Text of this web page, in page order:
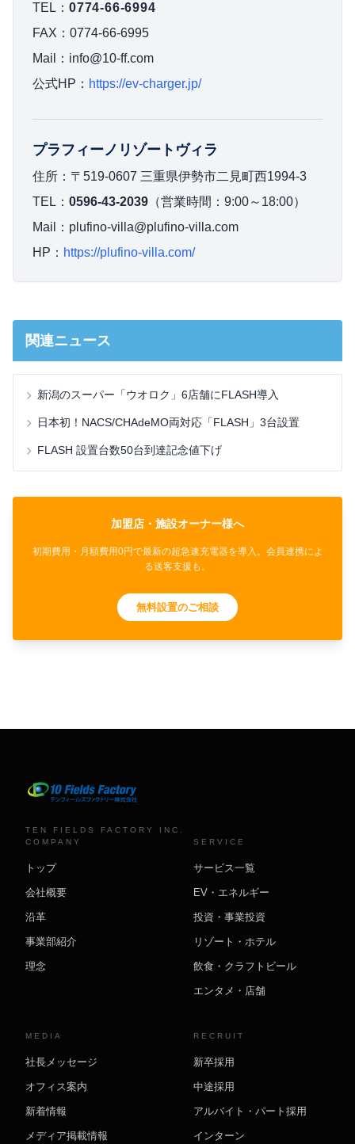
TEL： 0774-66-6994
FAX：0774-66-6995
Mail：info@10-ff.com
公式HP： https://ev-charger.jp/
プラフィーノリゾートヴィラ
住所：〒519-0607 三重県伊勢市二見町西1994-3
TEL： 0596-43-2039 （営業時間：9:00～18:00）
Mail：plufino-villa@plufino-villa.com
HP： https://plufino-villa.com/
関連ニュース
新潟のスーパー「ウオロク」6店舗にFLASH導入
日本初！NACS/CHAdeMO両対応「FLASH」3台設置
FLASH 設置台数50台到達記念値下げ
加盟店・施設オーナー様へ
初期費用・月額費用0円で最新の超急速充電器を導入。会員連携によ
る送客支援も。
無料設置のご相談
TEN FIELDS FACTORY INC.
COMPANY
トップ
会社概要
沿革
事業部紹介
理念
SERVICE
サービス一覧
EV・エネルギー
投資・事業投資
リゾート・ホテル
飲食・クラフトビール
エンタメ・店舗
MEDIA
社長メッセージ
オフィス案内
新着情報
メディア掲載情報
RECRUIT
新卒採用
中途採用
アルバイト・パート採用
インターン